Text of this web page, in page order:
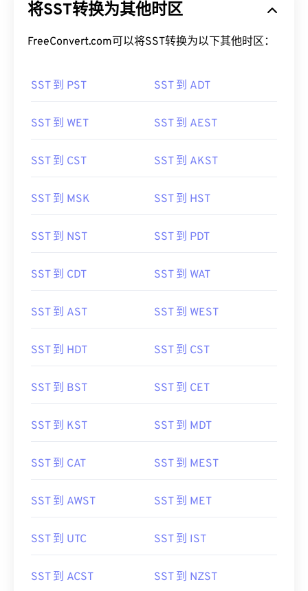
将SST转换为其他时区
FreeConvert.com可以将SST转换为以下其他时区：
SST 到 PST SST 到 ADT
SST 到 WET SST 到 AEST
SST 到 CST SST 到 AKST
SST 到 MSK SST 到 HST
SST 到 NST SST 到 PDT
SST 到 CDT SST 到 WAT
SST 到 AST SST 到 WEST
SST 到 HDT SST 到 CST
SST 到 BST SST 到 CET
SST 到 KST SST 到 MDT
SST 到 CAT SST 到 MEST
SST 到 AWST SST 到 MET
SST 到 UTC SST 到 IST
SST 到 ACST SST 到 NZST